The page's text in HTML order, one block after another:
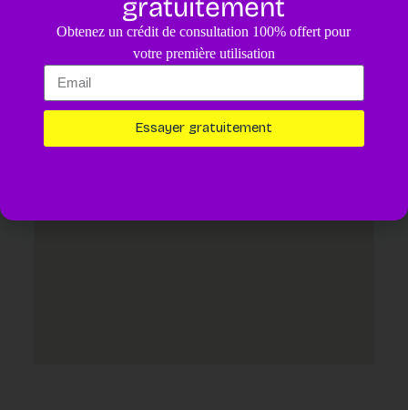
Un diagnostic pour votre animal assisté par IA.
Essayer maintenant
gratuitement
Obtenez un crédit de consultation 100% offert pour
votre première utilisation
Essayer gratuitement